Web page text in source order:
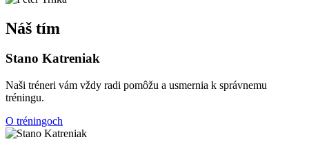
Náš tím
Stano Katreniak
Naši tréneri vám vždy radi pomôžu a usmernia k správnemu
tréningu.
O tréningoch